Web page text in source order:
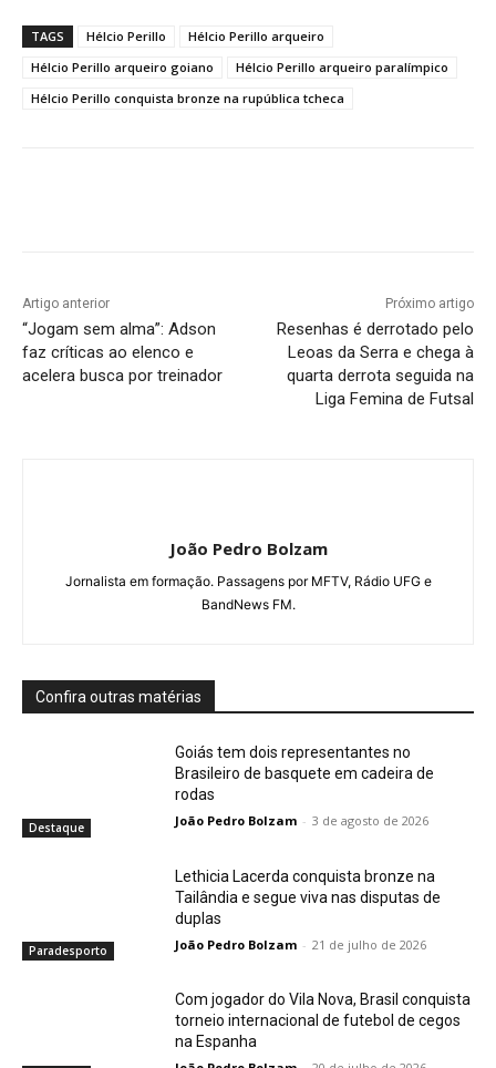
TAGS Hélcio Perillo
Hélcio Perillo arqueiro
Hélcio Perillo arqueiro goiano
Hélcio Perillo arqueiro paralímpico
Hélcio Perillo conquista bronze na rupública tcheca
Artigo anterior
“Jogam sem alma”: Adson
faz críticas ao elenco e
acelera busca por treinador
Próximo artigo
Resenhas é derrotado pelo
Leoas da Serra e chega à
quarta derrota seguida na
Liga Femina de Futsal
João Pedro Bolzam
Jornalista em formação. Passagens por MFTV, Rádio UFG e
BandNews FM.
Confira outras matérias
Destaque
Goiás tem dois representantes no
Brasileiro de basquete em cadeira de
rodas
João Pedro Bolzam - 3 de agosto de 2026
Paradesporto
Lethicia Lacerda conquista bronze na
Tailândia e segue viva nas disputas de
duplas
João Pedro Bolzam - 21 de julho de 2026
Com jogador do Vila Nova, Brasil conquista
torneio internacional de futebol de cegos
na Espanha